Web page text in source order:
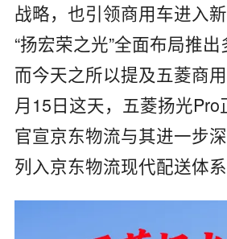
战略，也引领商用车进入
“扬宏荣之光”全面布局推出
而今天之所以提及五菱商
月15日这天，五菱扬光
官宣京东物流与其进一步
列入京东物流现代配送体系